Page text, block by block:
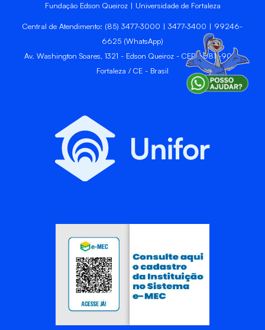
Fundação Edson Queiroz | Universidade de Fortaleza
Central de Atendimento: (85) 3477-3000 | 3477-3400 | 99246-
6625 (WhatsApp)
Av. Washington Soares, 1321 - Edson Queiroz - CEP 60811-905 -
Fortaleza / CE - Brasil